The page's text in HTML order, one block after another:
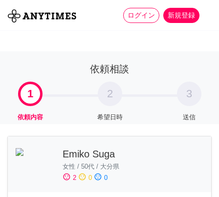
ログイン 新規登録
全て 家事 more_horiz
依頼相談
1
依頼内容
2
希望日時
3
送信
Emiko Suga
女性 / 50代 / 大分県
sentiment_satisfied 2 sentiment_neutral 0 sentiment_dissatisfied 0